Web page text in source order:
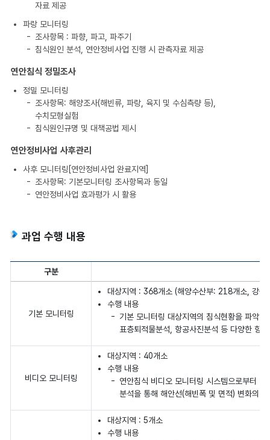
자료 제공
파랑 모니터링
조사항목 : 파향, 파고, 파주기
침식원인 분석, 연안정비사업 진행 시 관측자료 제공
연안침식 정밀조사
정밀 모니터링
조사항목: 해양조사(해빈류, 파랑, 육지 및 수심측량 등),
수치모형실험
침식원인규명 및 대책공법 제시
연안정비사업 사후관리
사후 모니터링[연안정비사업 완료지역]
조사항목: 기본모니터링 조사항목과 동일
연안정비사업 효과평가 시 활용
과업 수행 내용
구분
기본 모니터링
대상지역 : 368개소 (해양수산부: 218개소, 강
수행 내용
기본 모니터링 대상지역의 침식현황을 파악
표층퇴적물분석, 항공사진분석 등 다양한 항
비디오 모니터링
대상지역 : 40개소
수행 내용
연안침식 비디오 모니터링 시스템으로부터
분석을 통해 해안선(해빈폭 및 면적) 변화의
대상지역 : 5개소
수행 내용